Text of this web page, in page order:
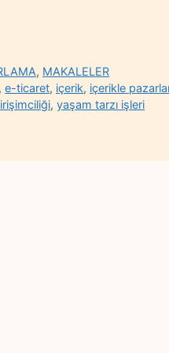
, MAKALELER
,e-ticaret, içerik, içerikle
, yaşam tarzı işleri